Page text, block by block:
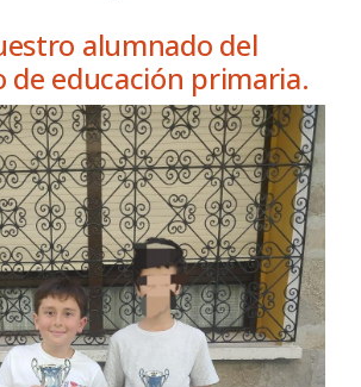
alumnado del
de educación primaria.